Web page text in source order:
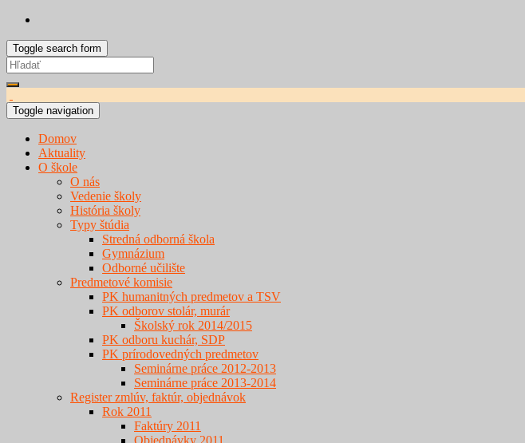
Toggle search form
Search
for:
Toggle navigation
Domov
Aktuality
O škole
O nás
Vedenie školy
História školy
Typy štúdia
Stredná odborná škola
Gymnázium
Odborné učilište
Predmetové komisie
PK humanitných predmetov a TSV
PK odborov stolár, murár
Školský rok 2014/2015
PK odboru kuchár, SDP
PK prírodovedných predmetov
Seminárne práce 2012-2013
Seminárne práce 2013-2014
Register zmlúv, faktúr, objednávok
Rok 2011
Faktúry 2011
Objednávky 2011